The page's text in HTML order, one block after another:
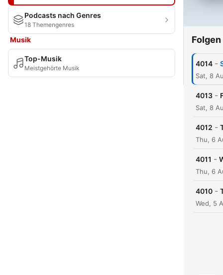
Podcasts nach Genres
18 Themengenres
Musik
Top-Musik
Meistgehörte Musik
Folgen
4014 -
Sat, 8
4013 -
Sat, 8
4012 -
Thu, 6
4011 -
Thu, 6
4010 -
Wed, 5